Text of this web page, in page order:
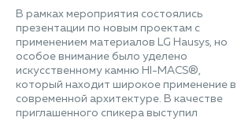
В рамках мероприятия состоялись
презентации по новым проектам с
применением материалов LG Hausys, но
особое внимание было уделено
искусственному камню HI-MACS®,
который находит широкое применение в
современной архитектуре. В качестве
приглашенного спикера выступил